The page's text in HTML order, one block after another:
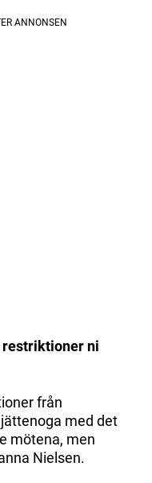
restriktioner ni
från
med det
mötena, men
Nielsen.